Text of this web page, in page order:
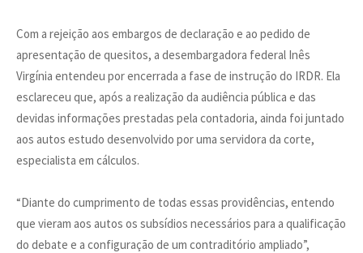
Com a rejeição aos embargos de declaração e ao pedido de
apresentação de quesitos, a desembargadora federal Inês
Virgínia entendeu por encerrada a fase de instrução do IRDR. Ela
esclareceu que, após a realização da audiência pública e das
devidas informações prestadas pela contadoria, ainda foi juntado
aos autos estudo desenvolvido por uma servidora da corte,
especialista em cálculos.
“Diante do cumprimento de todas essas providências, entendo
que vieram aos autos os subsídios necessários para a qualificação
do debate e a configuração de um contraditório ampliado”,